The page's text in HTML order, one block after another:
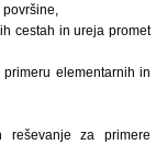
cestah in ureja promet
elementarnih in
reševanje za primere